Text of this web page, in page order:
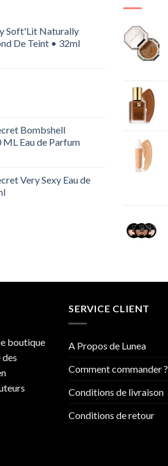
Soft'Lit Naturally
De Teint • 32ml
Bombshell
Eau de Parfum
Very Sexy Eau de
boutique
des
SERVICE CLIENT
A Propos de Lunea
Comment commander ?
Conditions de livraison
Conditions de retour